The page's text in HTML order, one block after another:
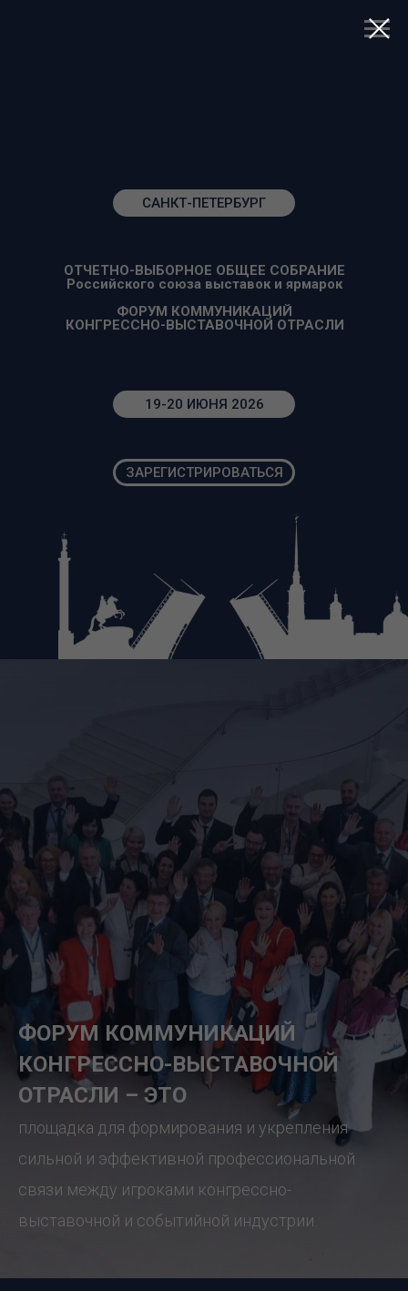
ОТЧЕТНО-ВЫБОРНОЕ ОБЩЕЕ СОБРАНИЕ
Российского союза выставок и ярмарок
ФОРУМ КОММУНИКАЦИЙ
КОНГРЕССНО-ВЫСТАВОЧНОЙ ОТРАСЛИ
19-20 ИЮНЯ 2026
САНКТ-ПЕТЕРБУРГ
ЗАРЕГИСТРИРОВАТЬСЯ
ФОРУМ КОММУНИКАЦИЙ
КОНГРЕССНО-ВЫСТАВОЧНОЙ
ОТРАСЛИ – ЭТО
площадка для формирования и укрепления
сильной и эффективной профессиональной
связи между игроками конгрессно-
выставочной и событийной индустрии.